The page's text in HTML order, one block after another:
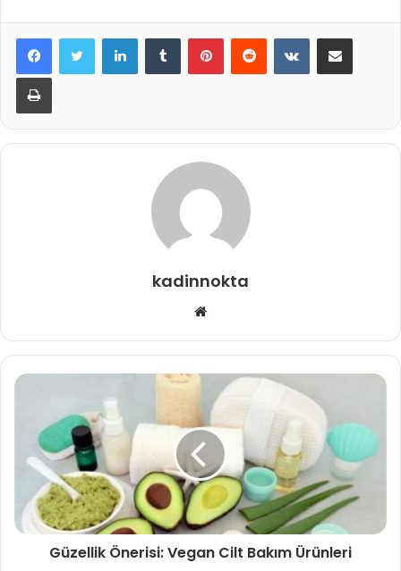
LinkedInTumblr PinterestReddit VKontakteE-Posta ile paylaş
Yazdır
kadinnokta
Web
Güzellik Önerisi: Vegan Cilt Bakım Ürünleri